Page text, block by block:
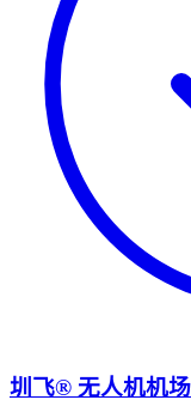
圳飞® 无人机机